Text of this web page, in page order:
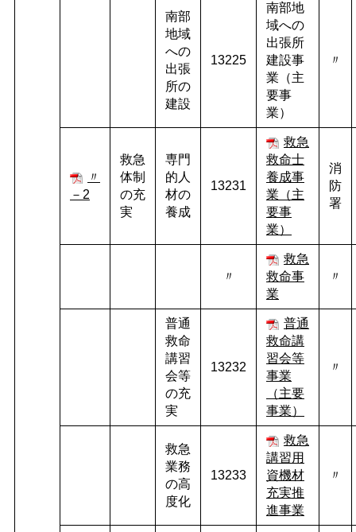
南部
地域
への
出張
所の
建設
13225
南部地
域への
出張所
建設事
業（主
要事
業）
〃
〃
－2
救急
体制
の充
実
専門
的人
材の
養成
13231
救急
救命士
養成事
業（主
要事
業）
消
防
署
〃
救急
救命事
業
〃
普通
救命
講習
会等
の充
実
13232
普通
救命講
習会等
事業
（主要
事業）
〃
救急
業務
の高
度化
13233
救急
講習用
資機材
充実推
進事業
〃